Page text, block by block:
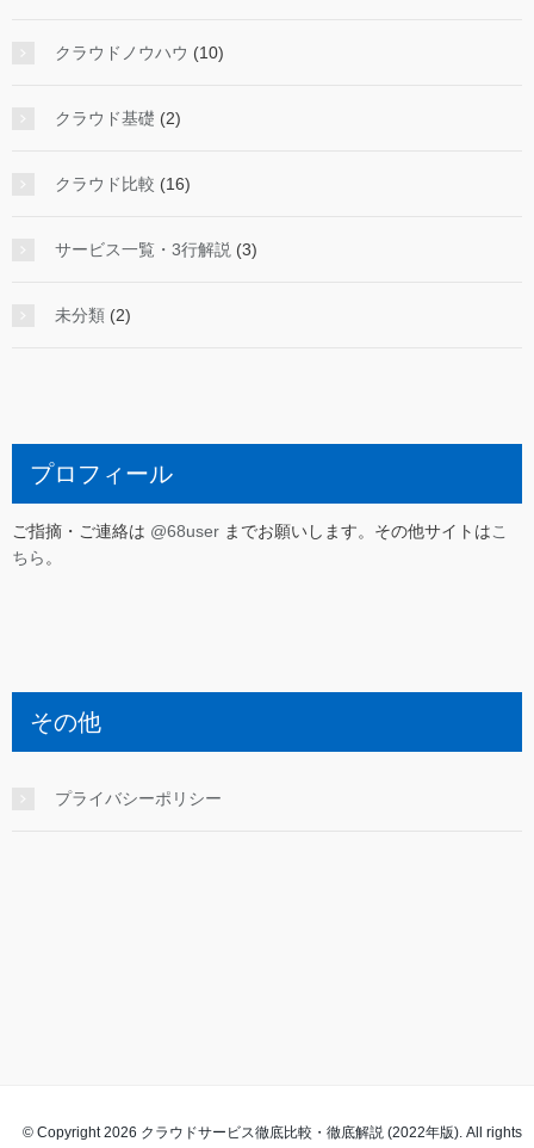
クラウドノウハウ (10)
クラウド基礎 (2)
クラウド比較 (16)
サービス一覧・3行解説 (3)
未分類 (2)
プロフィール
ご指摘・ご連絡は @68user までお願いします。その他サイトはこ
ちら。
その他
プライバシーポリシー
© Copyright 2026 クラウドサービス徹底比較・徹底解説 (2022年版). All rights